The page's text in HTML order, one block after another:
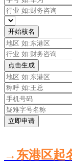
开始核名
点击生成
立即申请
→东港区起